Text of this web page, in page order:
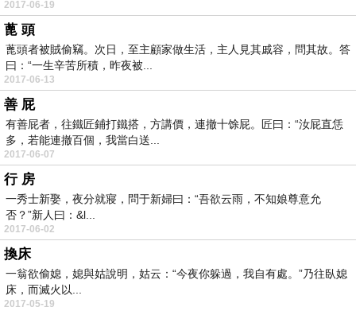
2017-06-19
蓖 頭
蓖頭者被賊偷竊。次日，至主顧家做生活，主人見其戚容，問其故。答
曰：“一生辛苦所積，昨夜被...
2017-06-13
善 屁
有善屁者，往鐵匠鋪打鐵搭，方講價，連撤十馀屁。匠曰：“汝屁直恁
多，若能連撤百個，我當白送...
2017-06-07
行 房
一秀士新娶，夜分就寢，問于新婦曰：“吾欲云雨，不知娘尊意允
否？”新人曰：&l...
2017-06-02
換床
一翁欲偷媳，媳與姑說明，姑云：“今夜你躲過，我自有處。”乃往臥媳
床，而滅火以...
2017-05-19